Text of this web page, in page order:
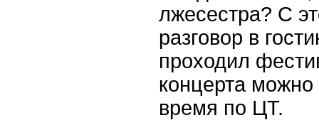
лжесестра? С
разговор в
проходил
концерта
время по ЦТ.